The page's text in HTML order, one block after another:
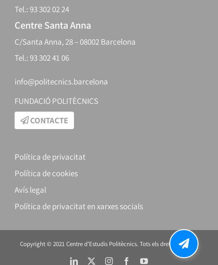
Tel.: 93 302 02 24
Centre Santa Anna
C/Santa Anna, 28 – 08002 Barcelona
Tel.: 93 302 41 06
info@politecnics.barcelona
FUNDACIÓ POLITÈCNICS
CONTACTE
Política de privacitat
Política de cookies
Avís legal
Política de privacitat en xarxes socials
Copyright © 2021 Centre d’Estudis Politècnics. Tots els drets reservats.
LinkedIn InstagramFacebookYouTube